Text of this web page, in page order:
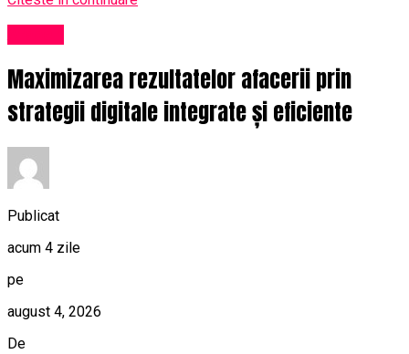
Maximizarea rezultatelor afacerii prin
strategii digitale integrate și eficiente
Publicat
acum 4 zile
pe
august 4, 2026
De